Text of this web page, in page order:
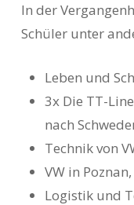
In der
Schüler unter
Leben und
3x Die TT-
nach
Technik von
VW in Poznan,
Logistik und